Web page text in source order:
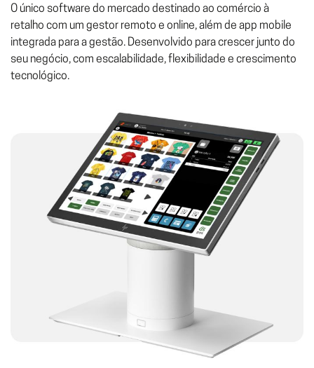
O único software do mercado destinado ao comércio à
retalho com um gestor remoto e online, além de app mobile
integrada para a gestão. Desenvolvido para crescer junto do
seu negócio, com escalabilidade, flexibilidade e crescimento
tecnológico.